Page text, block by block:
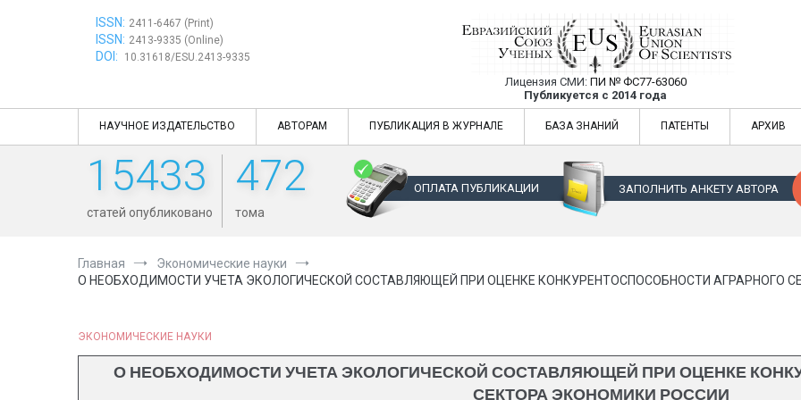
ISSN: 2411-6467 (Print)
ISSN: 2413-9335 (Online)
DOI: 10.31618/ESU.2413-9335
Евразийский Союз Ученых —
Лицензия СМИ: ПИ № ФС77-63060
Публикуется с 2014 года
Евразийский Союз Ученых — публикация научных статей в
НАУЧНОЕ ИЗДАТЕЛЬСТВО АВТОРАМ ПУБЛИКАЦИЯ В ЖУРНАЛЕ БАЗА ЗНАНИЙ ПАТЕНТЫ АРХИВ
15433
статей опубликовано
472
тома
ОПЛАТА ПУБЛИКАЦИИ ЗАПОЛНИТЬ АНКЕТУ АВТОРА
Главная
Экономические науки
О НЕОБХОДИМОСТИ УЧЕТА ЭКОЛОГИЧЕСКОЙ СОСТАВЛЯЮЩЕЙ ПРИ ОЦЕНКЕ КОНКУРЕНТОСПОСОБНОСТИ АГРАРНОГО
ЭКОНОМИЧЕСКИЕ НАУКИ
О НЕОБХОДИМОСТИ УЧЕТА ЭКОЛОГИЧЕСКОЙ СОСТАВЛЯЮЩЕЙ ПРИ ОЦЕНКЕ